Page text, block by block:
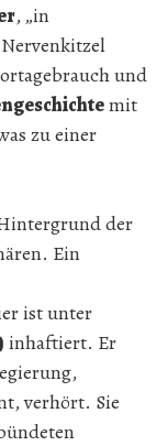
, „in
und
mit
zu einer
der
Ein
ist unter
inhaftiert. Er
verhört. Sie